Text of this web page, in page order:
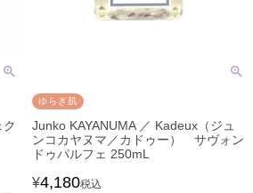
ゆらぎ肌
Junko KAYANUMA ／ Kadeux（ジュ
ンコカヤヌマ／カドゥー） サヴォン
ドゥパルフェ 250mL
¥4,180税込